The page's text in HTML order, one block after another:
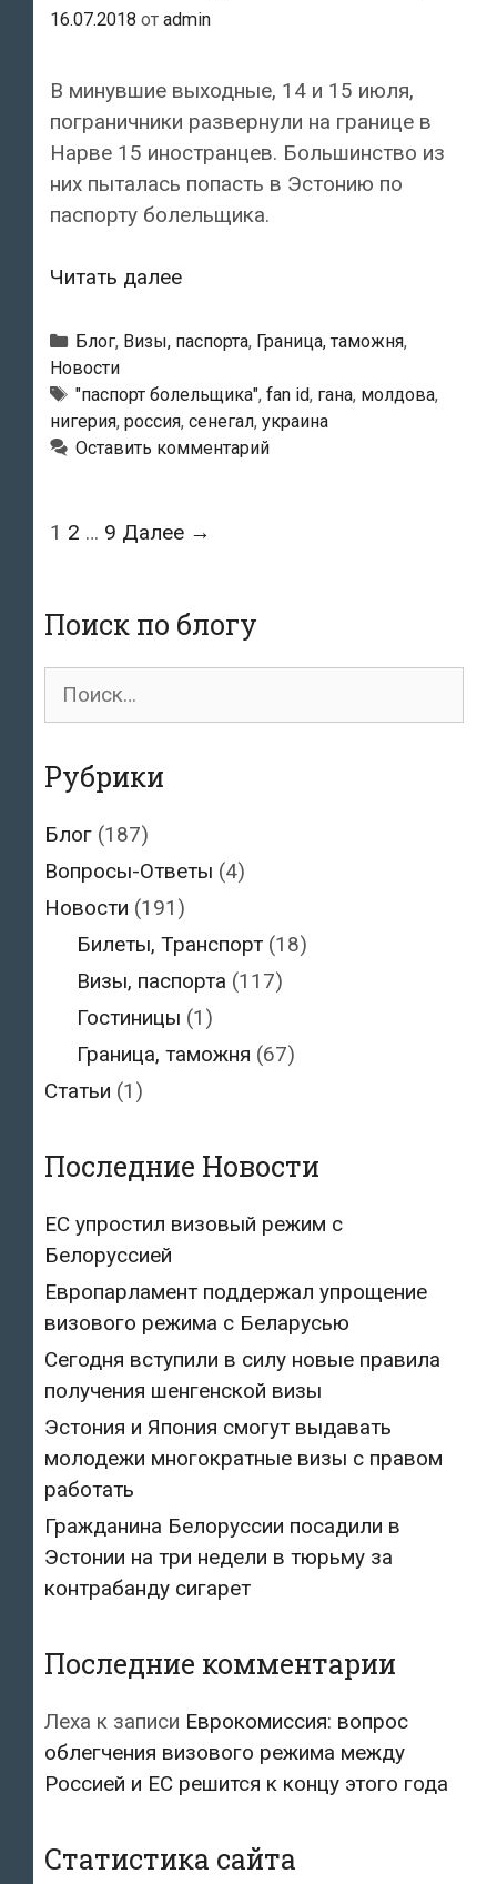
16.07.2018 от admin
В минувшие выходные, 14 и 15 июля,
пограничники развернули на границе в
Нарве 15 иностранцев. Большинство из
них пыталась попасть в Эстонию по
паспорту болельщика.
Читать далееВ
в
по
паспорту
болельщика
въехать
африканских
Рубрики
Блог, Визы, паспорта, Граница, таможня,
Новости
Метки
"паспорт болельщика", fan id, гана, молдова,
нигерия, россия, сенегал, украина
Оставить комментарий
Навигация
1 2 … 9 Далее →
Поиск по блогу
Поиск
Рубрики
Блог (187)
Вопросы-Ответы (4)
Новости (191)
Билеты, Транспорт(18)
Визы, паспорта (117)
Гостиницы (1)
Граница, таможня (67)
Статьи (1)
Последние Новости
ЕС упростил визовый режим с
Белоруссией
Европарламент поддержал упрощение
визового режима с Беларусью
Сегодня вступили в силу новые правила
получения шенгенской визы
Эстония и Япония смогут выдавать
молодежи многократные визы с правом
работать
Гражданина Белоруссии посадили в
Эстонии на три недели в тюрьму за
контрабанду сигарет
Последние комментарии
Леха к записи Еврокомиссия: вопрос
облегчения визового режима между
Россией и ЕС решится к концу этого года
Статистика сайта